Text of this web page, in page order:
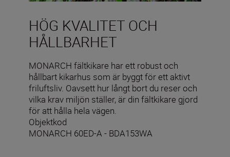
HÖG KVALITET OCH
HÅLLBARHET
MONARCH fältkikare har ett robust och
hållbart kikarhus som är byggt för ett aktivt
friluftsliv. Oavsett hur långt bort du reser och
vilka krav miljön ställer, är din fältkikare gjord
för att hålla hela vägen.
Objektkod
MONARCH 60ED-A - BDA153WA